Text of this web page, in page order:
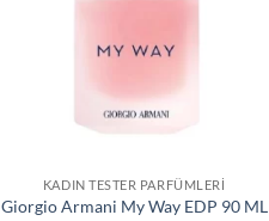
KADIN TESTER PARFÜMLERI
Giorgio Armani My Way EDP 90 ML